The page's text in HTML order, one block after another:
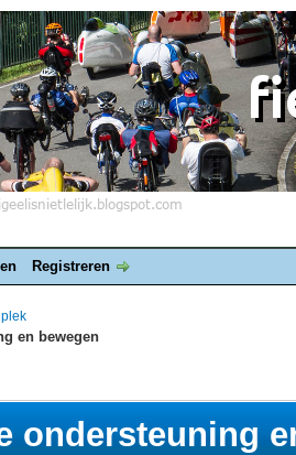
Registreren
en bewegen
ondersteuning